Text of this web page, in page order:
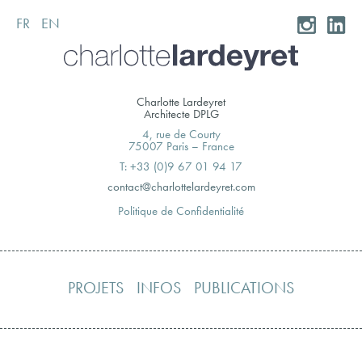
Skip
to
FR EN
Charlotte Lardeyret
Architecte DPLG
4, rue de Courty
75007 Paris – France
T: +33 (0)9 67 01 94 17
moc.teryedralettolrahc@tcatnoc
Politique de Confidentialité
PROJETS INFOS PUBLICATIONS